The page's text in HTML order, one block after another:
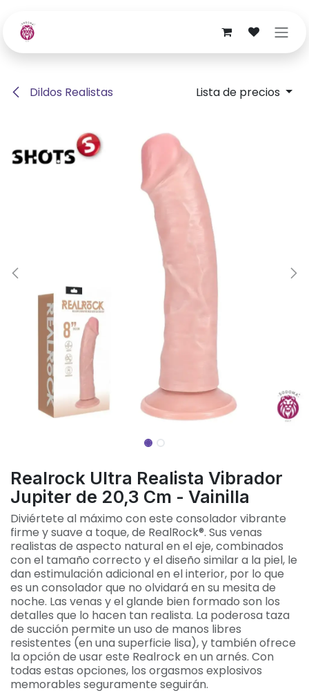
Dildos Realistas Lista de precios
Realrock Ultra Realista Vibrador
Jupiter de 20,3 Cm - Vainilla
Diviértete al máximo con este consolador vibrante
firme y suave a toque, de RealRock®. Sus venas
realistas de aspecto natural en el eje, combinados
con el tamaño correcto y el diseño similar a la piel, le
dan estimulación adicional en el interior, por lo que
es un consolador que no olvidará en su mesita de
noche. Las venas y el glande bien formado son los
detalles que lo hacen tan realista. La poderosa taza
de succión permite un uso de manos libres
resistentes (en una superficie lisa), y también ofrece
la opción de usar este Realrock en un arnés. Con
todas estas opciones, los orgasmos explosivos
memorables seguramente seguirán.